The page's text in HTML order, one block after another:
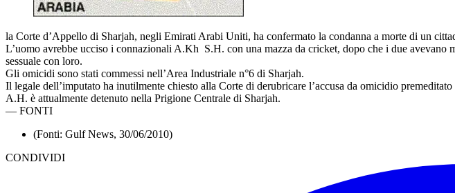
la Corte d’Appello di Sharjah, negli Emirati Arabi Uniti, ha confermato la condanna a morte di un
L’uomo avrebbe ucciso i connazionali A.Kh S.H. con una mazza da cricket, dopo che i due
sessuale con loro.
Gli omicidi sono stati commessi nell’Area Industriale n°6 di Sharjah.
Il legale dell’imputato ha inutilmente chiesto alla Corte di derubricare l’accusa da omicidio
A.H. è attualmente detenuto nella Prigione Centrale di Sharjah.
— FONTI
(Fonti: Gulf News, 30/06/2010)
CONDIVIDI